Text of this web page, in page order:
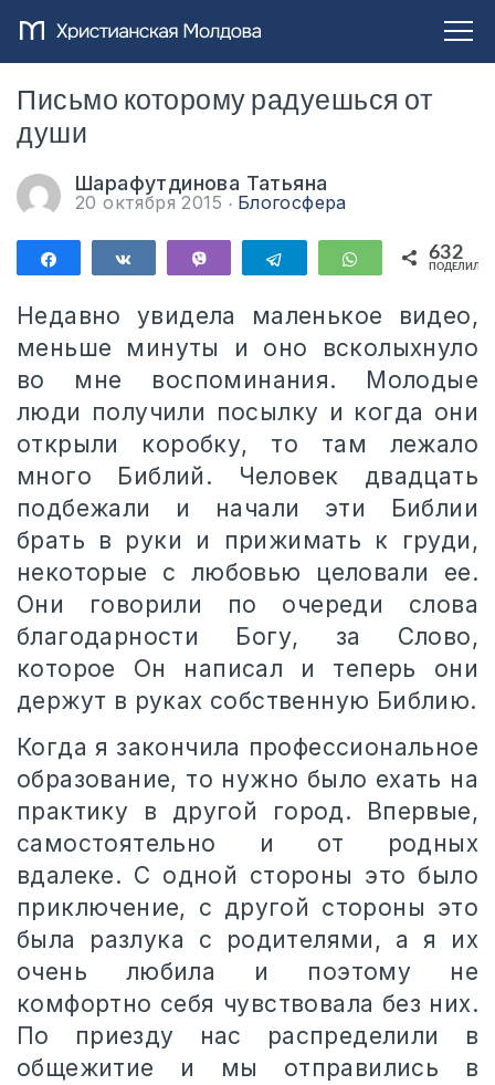
Письмо которому радуешься от
души
Шарафутдинова Татьяна
20 октября 2015 Блогосфера
ПоделитьсяПоделиться Telegram WhatsApp
632
Недавно увидела маленькое видео,
меньше минуты и оно всколыхнуло
во мне воспоминания. Молодые
люди получили посылку и когда они
открыли коробку, то там лежало
много Библий. Человек двадцать
подбежали и начали эти Библии
брать в руки и прижимать к груди,
некоторые с любовью целовали ее.
Они говорили по очереди слова
благодарности Богу, за Слово,
которое Он написал и теперь они
держут в руках собственную Библию.
Когда я закончила профессиональное
образование, то нужно было ехать на
практику в другой город. Впервые,
самостоятельно и от родных
вдалеке. С одной стороны это было
приключение, с другой стороны это
была разлука с родителями, а я их
очень любила и поэтому не
комфортно себя чувствовала без них.
По приезду нас распределили в
общежитие и мы отправились в